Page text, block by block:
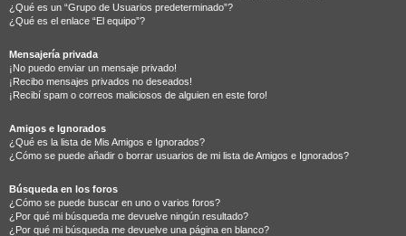
¿Qué es un “Grupo de Usuarios predeterminado”?
¿Qué es el enlace “El equipo”?
Mensajería privada
¡No puedo enviar un mensaje privado!
¡Recibo mensajes privados no deseados!
¡Recibí spam o correos maliciosos de alguien en este foro!
Amigos e Ignorados
¿Qué es la lista de Mis Amigos e Ignorados?
¿Cómo se puede añadir o borrar usuarios de mi lista de Amigos e Ignorados?
Búsqueda en los foros
¿Cómo se puede buscar en uno o varios foros?
¿Por qué mi búsqueda me devuelve ningún resultado?
¿Por qué mi búsqueda me devuelve una página en blanco?